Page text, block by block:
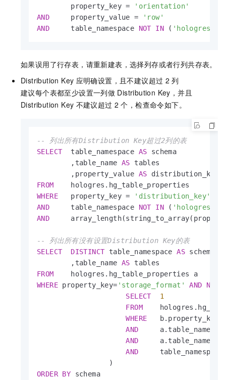
        property_key
=
'orientation'
AND
     property_value
=
'row'
AND
     table_namespace
NOT IN ( 'hologres'
如果误用了行存表，请重新建表，选择列存或者行列共存表。
Distribution Key 应明确设置，且不建议超过 2 列
建议每个表都至少设置一列做 Distribution Key，并且
Distribution Key 不建议超过 2 个，检查命令如下。
-- 列出所有Distribution Key超过2列的表
SELECT
  table_namespace
AS schema
        ,table_name
AS tables
        ,property_value
AS
FROM
WHERE
   property_key
=
'distribution_key'
AND
     table_namespace
NOT IN ( 'hologres'
AND
-- 列出所有没有设置Distribution Key的表
SELECT
DISTINCT table_namespace AS schema
        ,table_name
AS
FROM
WHERE property_key= 'storage_format' AND NOT
SELECT
1
FROM
WHERE
   b.property_key
AND
AND
     a.table_name
AND
ORDER BY schema